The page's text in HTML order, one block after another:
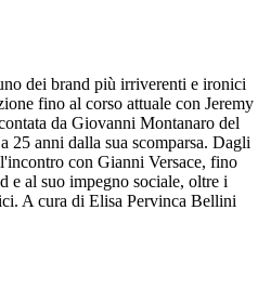
dei brand più irriverenti e ironici
fino al corso attuale con Jeremy
da Giovanni Montanaro del
25 anni dalla sua scomparsa. Dagli
con Gianni Versace, fino
e al suo impegno sociale, oltre i
A cura di Elisa Pervinca Bellini